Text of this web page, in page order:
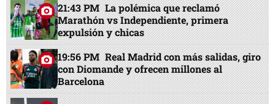
21:43 PM La polémica que reclamó
Marathón vs Independiente, primera
expulsión y chicas
19:56 PM Real Madrid con más salidas, giro
con Diomande y ofrecen millones al
Barcelona